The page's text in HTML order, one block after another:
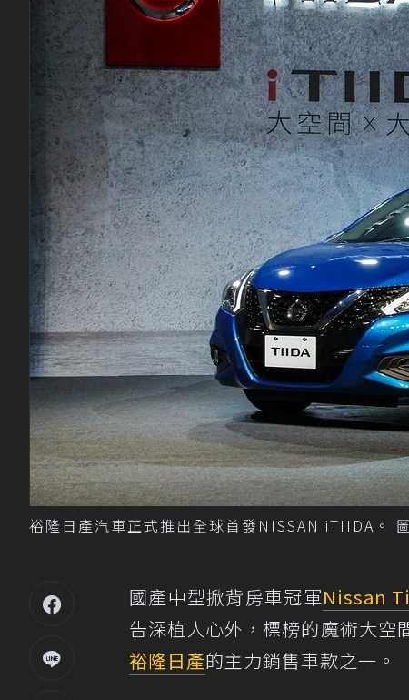
裕隆日產汽車正式推出全球首發NISSAN iTIIDA。
國產中型掀背房車冠軍Nissan
告深植人心外，標榜的魔術大空
裕隆日產的主力銷售車款之一。